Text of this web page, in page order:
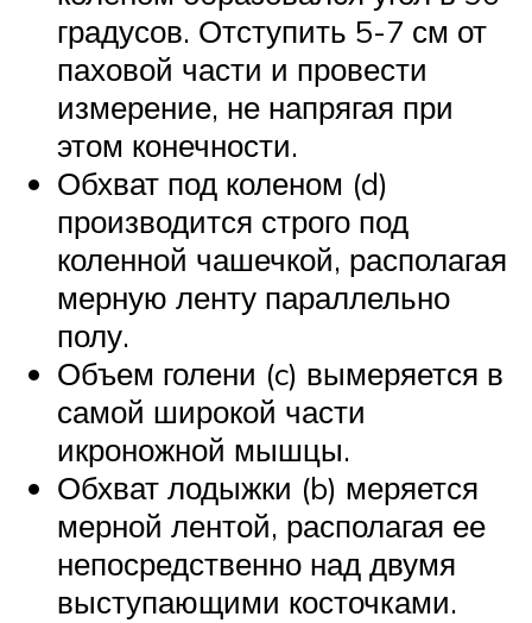
градусов. Отступить 5-7 см от
паховой части и провести
измерение, не напрягая при
этом конечности.
Обхват под коленом (d)
производится строго под
коленной чашечкой, располагая
мерную ленту параллельно
полу.
Объем голени (c) вымеряется в
самой широкой части
икроножной мышцы.
Обхват лодыжки (b) меряется
мерной лентой, располагая ее
непосредственно над двумя
выступающими косточками.